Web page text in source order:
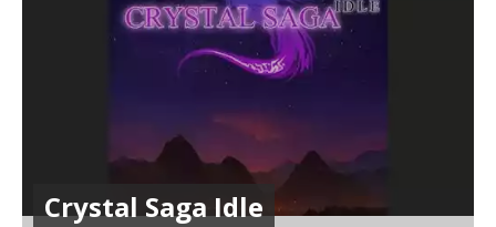
Crystal Saga Idle